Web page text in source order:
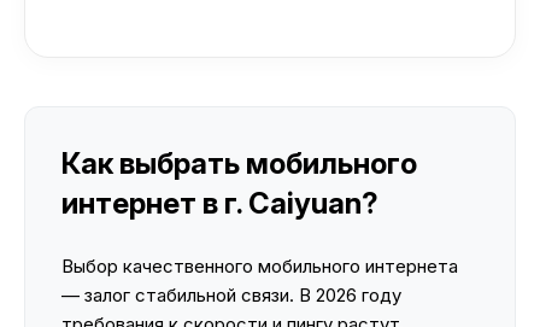
Как выбрать мобильного
интернет в г. Caiyuan?
Выбор качественного мобильного интернета
— залог стабильной связи. В 2026 году